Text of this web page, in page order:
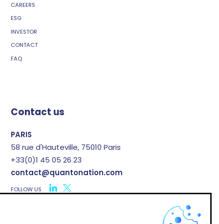
CAREERS
ESG
INVESTOR
CONTACT
FAQ
Contact us
PARIS
58 rue d'Hauteville, 75010 Paris
+33(0)1 45 05 26 23
contact@quantonation.com
FOLLOW US